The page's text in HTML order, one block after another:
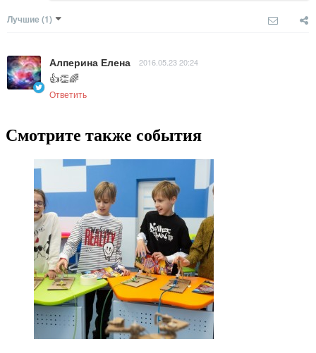
Лучшие (1)
Алперина Елена 2016.05.23 20:24
👍👏🌈
Ответить
Смотрите также события